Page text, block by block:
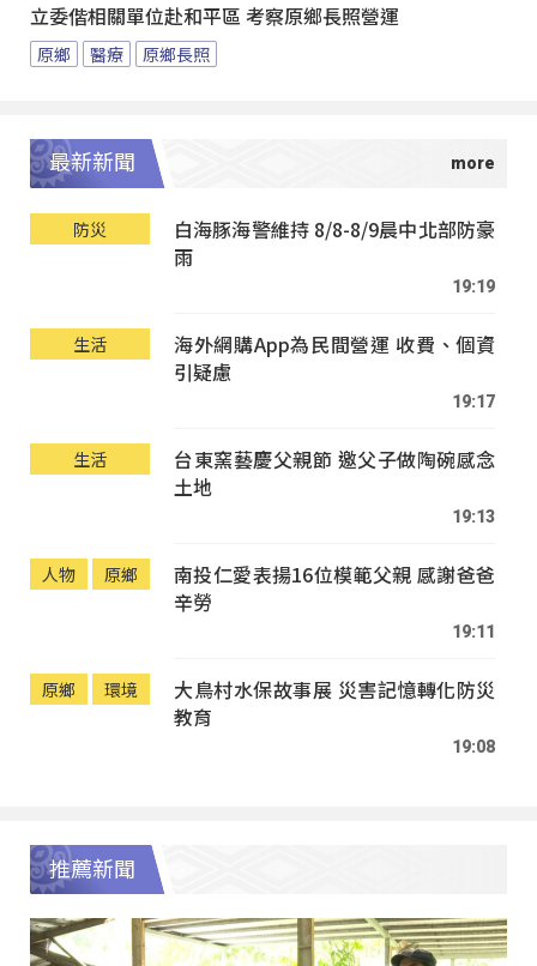
立委偕相關單位赴和平區 考察原鄉長照營運
原鄉 醫療 原鄉長照
最新新聞
防災
白海豚海警維持 8/8-8/9晨中北部防豪
雨
19:19
生活
海外網購App為民間營運 收費、個資
引疑慮
19:17
生活
台東窯藝慶父親節 邀父子做陶碗感念
土地
19:13
人物 原鄉
南投仁愛表揚16位模範父親 感謝爸爸
辛勞
19:11
原鄉 環境
大鳥村水保故事展 災害記憶轉化防災
教育
19:08
推薦新聞